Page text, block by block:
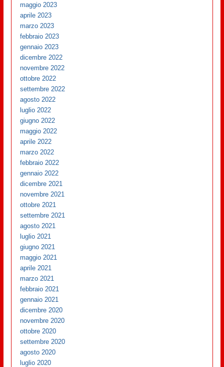
maggio 2023
aprile 2023
marzo 2023
febbraio 2023
gennaio 2023
dicembre 2022
novembre 2022
ottobre 2022
settembre 2022
agosto 2022
luglio 2022
giugno 2022
maggio 2022
aprile 2022
marzo 2022
febbraio 2022
gennaio 2022
dicembre 2021
novembre 2021
ottobre 2021
settembre 2021
agosto 2021
luglio 2021
giugno 2021
maggio 2021
aprile 2021
marzo 2021
febbraio 2021
gennaio 2021
dicembre 2020
novembre 2020
ottobre 2020
settembre 2020
agosto 2020
luglio 2020